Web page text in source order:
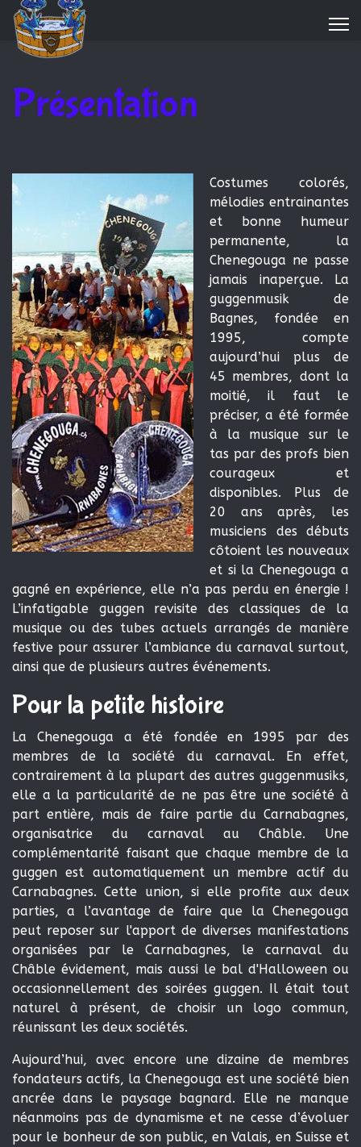
Présentation
Costumes colorés,
mélodies entrainantes
et bonne humeur
permanente, la
Chenegouga ne passe
jamais inaperçue. La
guggenmusik de
Bagnes, fondée en
1995, compte
aujourd’hui plus de
45 membres, dont la
moitié, il faut le
préciser, a été formée
à la musique sur le
tas par des profs bien
courageux et
disponibles. Plus de
20 ans après, les
musiciens des débuts
côtoient les nouveaux
et si la Chenegouga a
gagné en expérience, elle n’a pas perdu en énergie !
L’infatigable guggen revisite des classiques de la
musique ou des tubes actuels arrangés de manière
festive pour assurer l’ambiance du carnaval surtout,
ainsi que de plusieurs autres événements.
Pour la petite histoire
La Chenegouga a été fondée en 1995 par des
membres de la société du carnaval. En effet,
contrairement à la plupart des autres guggenmusiks,
elle a la particularité de ne pas être une société à
part entière, mais de faire partie du Carnabagnes,
organisatrice du carnaval au Châble. Une
complémentarité faisant que chaque membre de la
guggen est automatiquement un membre actif du
Carnabagnes. Cette union, si elle profite aux deux
parties, a l’avantage de faire que la Chenegouga
peut reposer sur l'apport de diverses manifestations
organisées par le Carnabagnes, le carnaval du
Châble évidement, mais aussi le bal d'Halloween ou
occasionnellement des soirées guggen. Il était tout
naturel à présent, de choisir un logo commun,
réunissant les deux sociétés.
Aujourd’hui, avec encore une dizaine de membres
fondateurs actifs, la Chenegouga est une société bien
ancrée dans le paysage bagnard. Elle ne manque
néanmoins pas de dynamisme et ne cesse d’évoluer
pour le bonheur de son public, en Valais, en Suisse et